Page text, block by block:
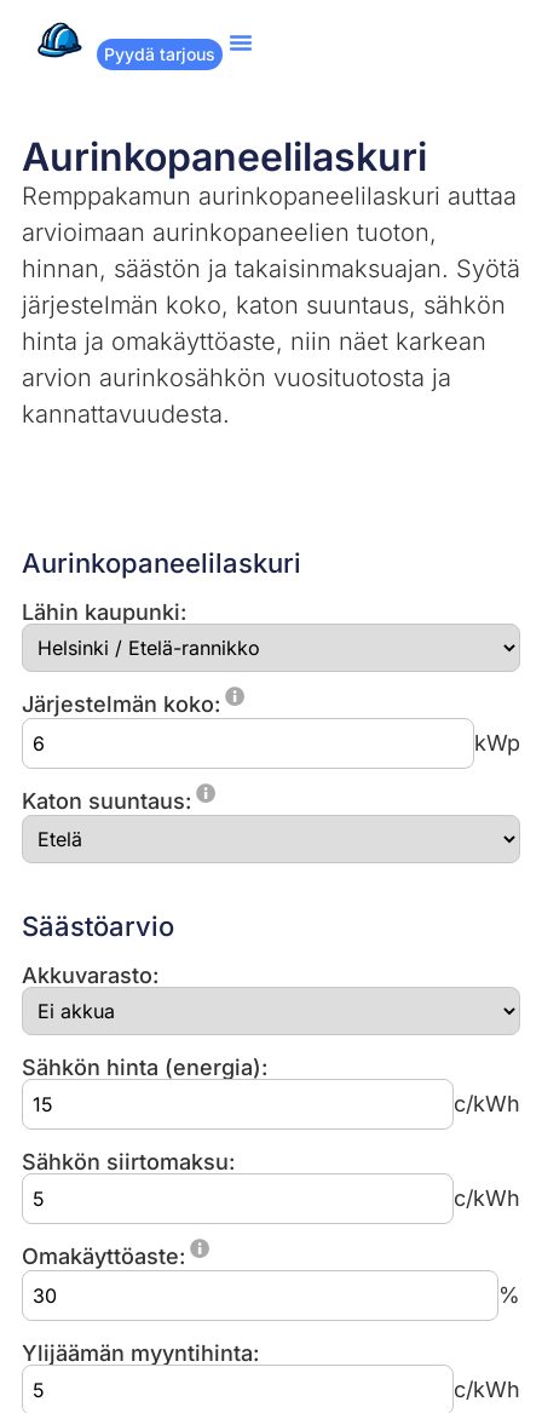
Pyydä tarjous
Aurinkopaneelilaskuri
Remppakamun aurinkopaneelilaskuri auttaa
arvioimaan aurinkopaneelien tuoton,
hinnan, säästön ja takaisinmaksuajan. Syötä
järjestelmän koko, katon suuntaus, sähkön
hinta ja omakäyttöaste, niin näet karkean
arvion aurinkosähkön vuosituotosta ja
kannattavuudesta.
Aurinkopaneelilaskuri
Lähin kaupunki:
Järjestelmän koko:
kWp
Katon suuntaus:
Säästöarvio
Akkuvarasto:
Sähkön hinta (energia):
c/kWh
Sähkön siirtomaksu:
c/kWh
Omakäyttöaste:
%
Ylijäämän myyntihinta:
c/kWh